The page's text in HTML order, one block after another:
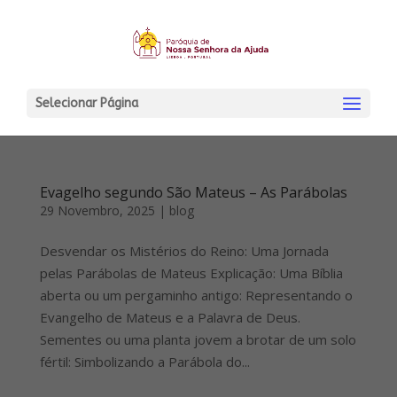
Selecionar Página
Evagelho segundo São Mateus – As Parábolas
29 Novembro, 2025 | blog
Desvendar os Mistérios do Reino: Uma Jornada
pelas Parábolas de Mateus Explicação: Uma Bíblia
aberta ou um pergaminho antigo: Representando o
Evangelho de Mateus e a Palavra de Deus.
Sementes ou uma planta jovem a brotar de um solo
fértil: Simbolizando a Parábola do...